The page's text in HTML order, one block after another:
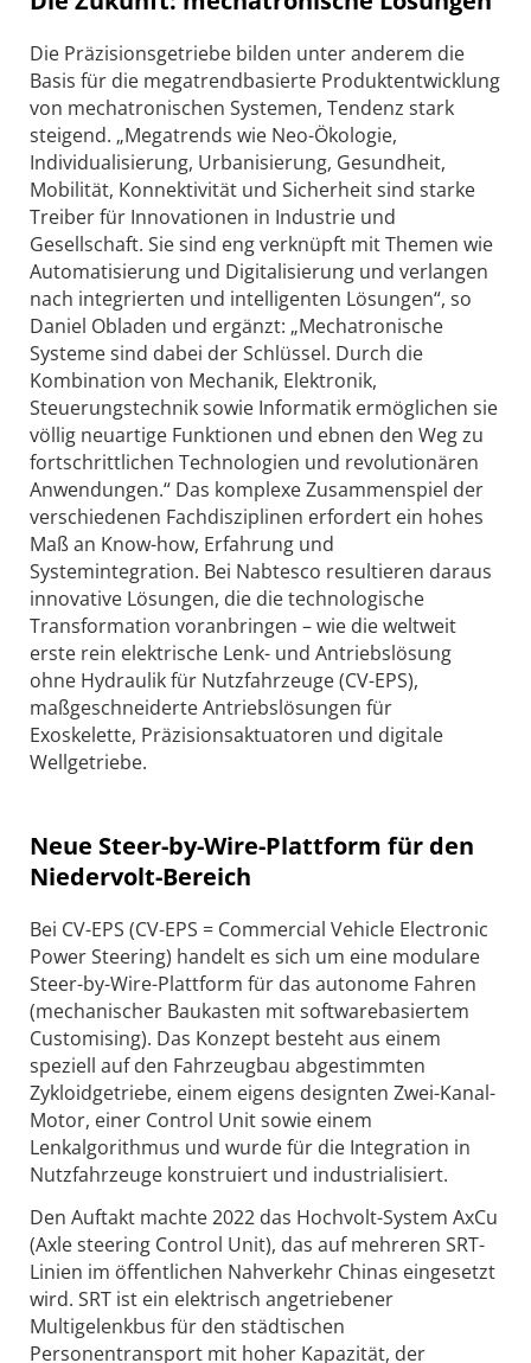
Die Präzisionsgetriebe bilden unter anderem die
Basis für die megatrendbasierte Produktentwicklung
von mechatronischen Systemen, Tendenz stark
steigend. „Megatrends wie Neo-Ökologie,
Individualisierung, Urbanisierung, Gesundheit,
Mobilität, Konnektivität und Sicherheit sind starke
Treiber für Innovationen in Industrie und
Gesellschaft. Sie sind eng verknüpft mit Themen wie
Automatisierung und Digitalisierung und verlangen
nach integrierten und intelligenten Lösungen“, so
Daniel Obladen und ergänzt: „Mechatronische
Systeme sind dabei der Schlüssel. Durch die
Kombination von Mechanik, Elektronik,
Steuerungstechnik sowie Informatik ermöglichen sie
völlig neuartige Funktionen und ebnen den Weg zu
fortschrittlichen Technologien und revolutionären
Anwendungen.“ Das komplexe Zusammenspiel der
verschiedenen Fachdisziplinen erfordert ein hohes
Maß an Know-how, Erfahrung und
Systemintegration. Bei Nabtesco resultieren daraus
innovative Lösungen, die die technologische
Transformation voranbringen – wie die weltweit
erste rein elektrische Lenk- und Antriebslösung
ohne Hydraulik für Nutzfahrzeuge (CV-EPS),
maßgeschneiderte Antriebslösungen für
Exoskelette, Präzisionsaktuatoren und digitale
Wellgetriebe.
Neue Steer-by-Wire-Plattform für den
Niedervolt-Bereich
Bei CV-EPS (CV-EPS = Commercial Vehicle Electronic
Power Steering) handelt es sich um eine modulare
Steer-by-Wire-Plattform für das autonome Fahren
(mechanischer Baukasten mit softwarebasiertem
Customising). Das Konzept besteht aus einem
speziell auf den Fahrzeugbau abgestimmten
Zykloidgetriebe, einem eigens designten Zwei-Kanal-
Motor, einer Control Unit sowie einem
Lenkalgorithmus und wurde für die Integration in
Nutzfahrzeuge konstruiert und industrialisiert.
Den Auftakt machte 2022 das Hochvolt-System AxCu
(Axle steering Control Unit), das auf mehreren SRT-
Linien im öffentlichen Nahverkehr Chinas eingesetzt
wird. SRT ist ein elektrisch angetriebener
Multigelenkbus für den städtischen
Personentransport mit hoher Kapazität, der